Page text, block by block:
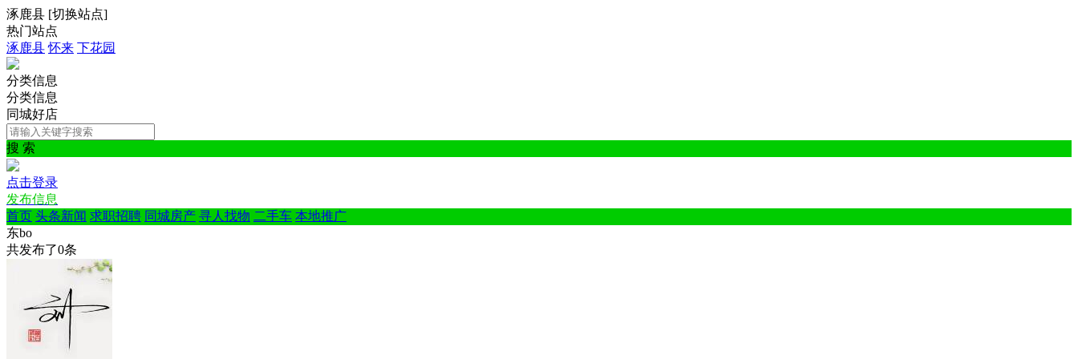
涿鹿县 [切换站点]
热门站点
涿鹿县 怀来 下花园
分类信息
分类信息
同城好店
搜 索
点击登录
发布信息
首页 头条新闻 求职招聘 同城房产 寻人找物 二手车 本地推广
东bo
共发布了0条